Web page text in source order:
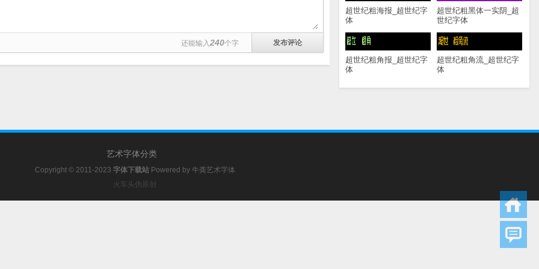
超世纪粗海报_超世纪字
体
超世纪粗黑体一实阴_超
世纪字体
超世纪粗角报_超世纪字
体
超世纪粗角流_超世纪字
体
还能输入240个字
艺术字体分类
Copyright © 2011-2023 字体下载站 Powered by 牛粪艺术字体
火车头伪原创